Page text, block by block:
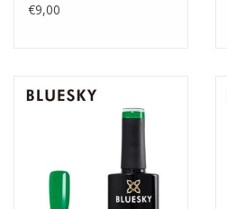
€9,00